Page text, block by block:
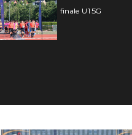
finale U15G